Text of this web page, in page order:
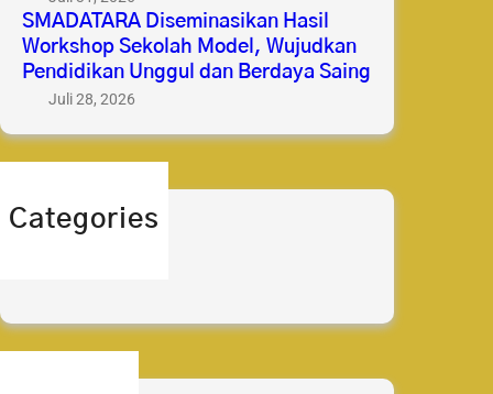
SMADATARA Diseminasikan Hasil
Workshop Sekolah Model, Wujudkan
Pendidikan Unggul dan Berdaya Saing
Juli 28, 2026
Categories